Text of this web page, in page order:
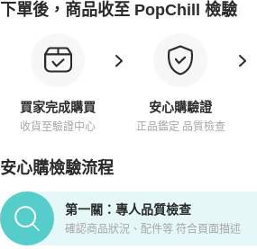
下單後，商品收至 PopChill 檢驗
買家完成購買
收貨至驗證中心
安心購驗證
正品鑑定 品質檢查
安心購檢驗流程
PopChill拍拍圈正品驗證、安心購檢驗流
第一關：專人品質檢查
確認商品狀況、配件等 符合頁面描述